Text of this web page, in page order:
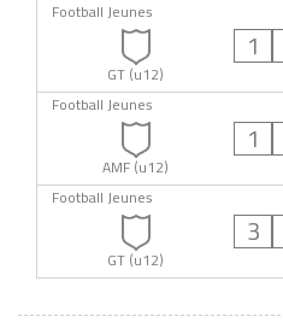
Football Jeunes
GT (u12)
1
Football Jeunes
AMF (u12)
1
Football Jeunes
GT (u12)
3